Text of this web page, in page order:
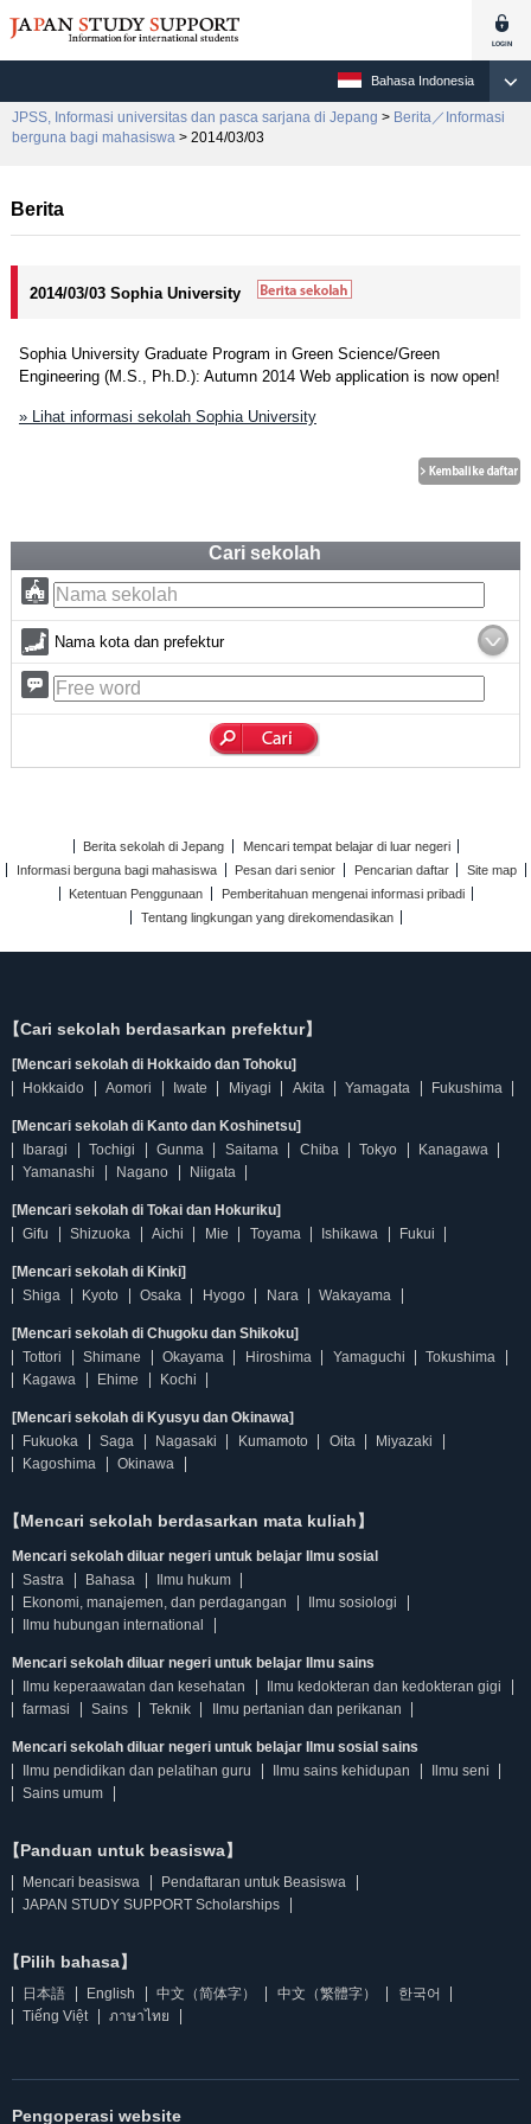
Bahasa Indonesia
JPSS, Informasi universitas dan pasca sarjana di Jepang > Berita／Informasi
berguna bagi mahasiswa > 2014/03/03
Berita
2014/03/03 Sophia University
Sophia University Graduate Program in Green Science/Green
Engineering (M.S., Ph.D.): Autumn 2014 Web application is now open!
» Lihat informasi sekolah Sophia University
Cari sekolah
Nama kota dan prefektur
Berita sekolah di Jepang
Mencari tempat belajar di luar negeri
Informasi berguna bagi mahasiswa
Pesan dari senior Pencarian daftar
Site map
Ketentuan Penggunaan
Pemberitahuan mengenai informasi pribadi
Tentang lingkungan yang direkomendasikan
【Cari sekolah berdasarkan prefektur】
[Mencari sekolah di Hokkaido dan Tohoku]
Hokkaido
Aomori Iwate Miyagi Akita Yamagata Fukushima
[Mencari sekolah di Kanto dan Koshinetsu]
Ibaragi
Tochigi Gunma Saitama Chiba Tokyo
Kanagawa
Yamanashi
Nagano Niigata
[Mencari sekolah di Tokai dan Hokuriku]
Gifu
Shizuoka Aichi Mie Toyama Ishikawa Fukui
[Mencari sekolah di Kinki]
Shiga
Kyoto Osaka Hyogo Nara Wakayama
[Mencari sekolah di Chugoku dan Shikoku]
Tottori
Shimane Okayama Hiroshima Yamaguchi
Tokushima
Kagawa
Ehime Kochi
[Mencari sekolah di Kyusyu dan Okinawa]
Fukuoka
Saga Nagasaki Kumamoto Oita
Miyazaki
Kagoshima
Okinawa
【Mencari sekolah berdasarkan mata kuliah】
Mencari sekolah diluar negeri untuk belajar Ilmu sosial
Sastra
Bahasa
Ilmu hukum
Ekonomi, manajemen, dan perdagangan
Ilmu sosiologi
Ilmu hubungan international
Mencari sekolah diluar negeri untuk belajar Ilmu sains
Ilmu keperaawatan dan kesehatan
Ilmu kedokteran dan kedokteran gigi
farmasi
Sains Teknik Ilmu pertanian dan perikanan
Mencari sekolah diluar negeri untuk belajar Ilmu sosial sains
Ilmu pendidikan dan pelatihan guru
Ilmu sains kehidupan
Ilmu seni
Sains umum
【Panduan untuk beasiswa】
Mencari beasiswa
Pendaftaran untuk Beasiswa
JAPAN STUDY SUPPORT Scholarships
【Pilih bahasa】
日本語 English 中文（简体字） 中文（繁體字）
한국어
Tiếng Việt
ภาษาไทย
Pengoperasi website